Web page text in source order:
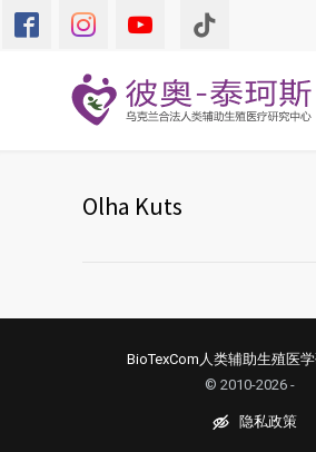
Olha Kuts
© 2010-2026 -
BioTexCom人类辅助生殖医
隐私政策